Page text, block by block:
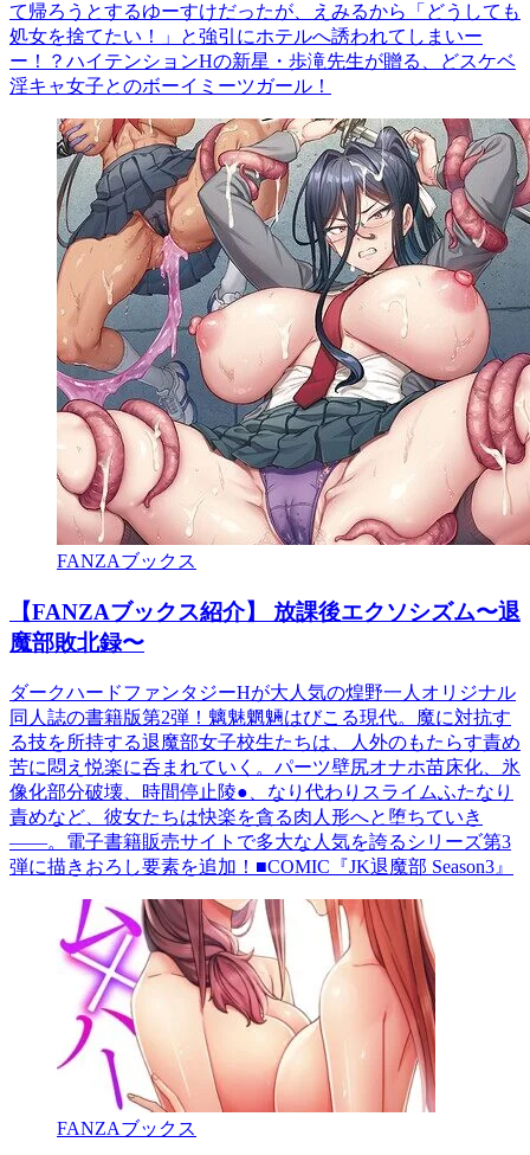
て帰ろうとするゆーすけだったが、えみるから「どうしても
処女を捨てたい！」と強引にホテルへ誘われてしまいー
ー！？ハイテンションHの新星・歩滝先生が贈る、どスケベ
淫キャ女子とのボーイミーツガール！
FANZAブックス
【FANZAブックス紹介】 放課後エクソシズム〜退
魔部敗北録〜
ダークハードファンタジーHが大人気の煌野一人オリジナル
同人誌の書籍版第2弾！魑魅魍魎はびこる現代。魔に対抗す
る技を所持する退魔部女子校生たちは、人外のもたらす責め
苦に悶え悦楽に呑まれていく。パーツ壁尻オナホ苗床化、氷
像化部分破壊、時間停止陵●、なり代わりスライムふたなり
責めなど、彼女たちは快楽を貪る肉人形へと堕ちていき
――。電子書籍販売サイトで多大な人気を誇るシリーズ第3
弾に描きおろし要素を追加！■COMIC『JK退魔部 Season3』
FANZAブックス